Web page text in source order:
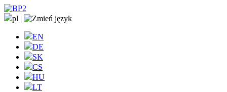
pl |
EN
DE
SK
CS
HU
LT